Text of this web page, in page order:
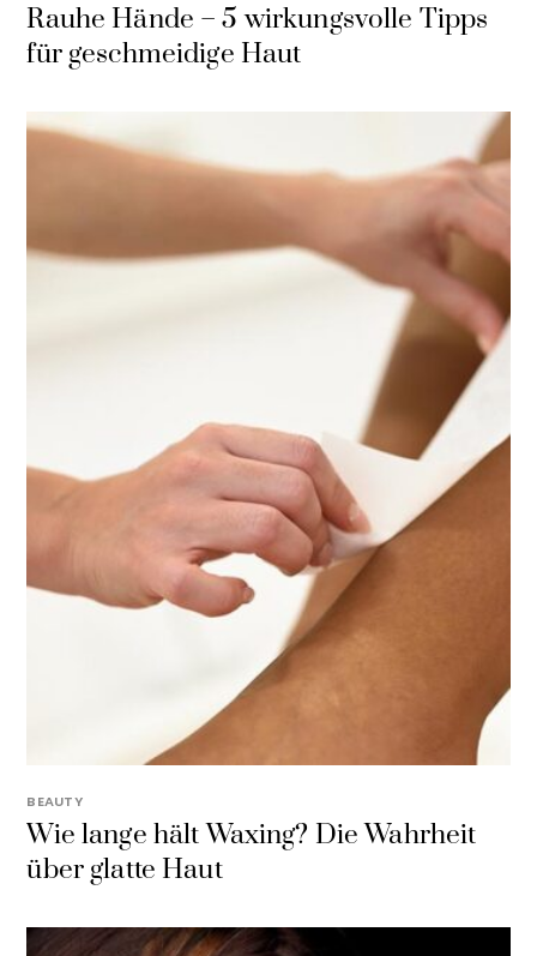
Rauhe Hände – 5 wirkungsvolle Tipps
für geschmeidige Haut
BEAUTY
Wie lange hält Waxing? Die Wahrheit
über glatte Haut